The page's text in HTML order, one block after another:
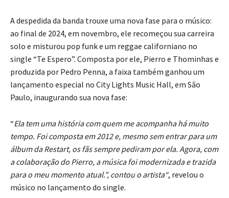
A despedida da banda trouxe uma nova fase para o músico:
ao final de 2024, em novembro, ele recomeçou sua carreira
solo e misturou pop funk e um reggae californiano no
single “Te Espero”. Composta por ele, Pierro e Thominhas e
produzida por Pedro Penna, a faixa também ganhou um
lançamento especial no City Lights Music Hall, em São
Paulo, inaugurando sua nova fase:
“Ela tem uma história com quem me acompanha há muito
tempo. Foi composta em 2012 e, mesmo sem entrar para um
álbum da Restart, os fãs sempre pediram por ela. Agora, com
a colaboração do Pierro, a música foi modernizada e trazida
para o meu momento atual.”, contou o artista“, revelou o
músico no lançamento do single.